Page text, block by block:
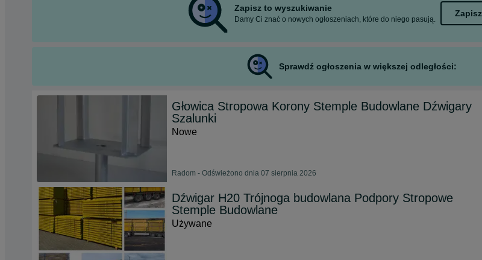
Zapisz to wyszukiwanie
Damy Ci znać o nowych ogłoszeniach, które do niego pasują.
Zapisz
Sprawdź ogłoszenia w większej odległości:
Głowica Stropowa Korony Stemple Budowlane Dźwigary
Szalunki
Nowe
Radom - Odświeżono dnia 07 sierpnia 2026
Dźwigar H20 Trójnoga budowlana Podpory Stropowe
Stemple Budowlane
Używane